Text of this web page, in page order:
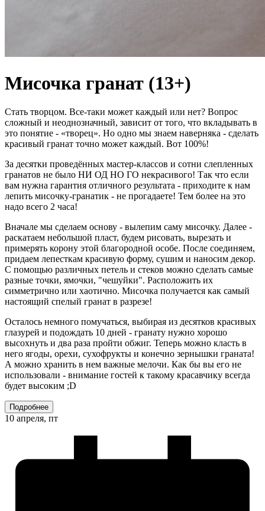
Мисочка гранат (13+)
Стать творцом. Все-таки может каждый или нет? Вопрос
сложный и неоднозначный, зависит от того, что вкладывать в
это понятие - «творец». Но одно мы знаем наверняка - сделать
красивый гранат точно может каждый. Вот 100%!
За десятки проведённых мастер-классов и сотни слепленных
гранатов не было НИ ОД НО ГО некрасивого! Так что если
вам нужна гарантия отличного результата - приходите к нам
лепить мисочку-гранатик - не прогадаете! Тем более на это
надо всего 2 часа!
Вначале мы сделаем основу - вылепим саму мисочку. Далее -
раскатаем небольшой пласт, будем рисовать, вырезать и
примерять корону этой благородной особе. После соединяем,
придаем лепесткам красивую форму, сушим и наносим декор.
С помощью различных петель и стеков можно сделать самые
разные точки, ямочки, "чешуйки". Расположить их
симметрично или хаотично. Мисочка получается как самый
настоящий спелый гранат в разрезе!
Осталось немного помучаться, выбирая из десятков красивых
глазурей и подождать 10 дней - гранату нужно хорошо
высохнуть и два раза пройти обжиг. Теперь можно класть в
него ягоды, орехи, сухофрукты и конечно зернышки граната!
А можно хранить в нем важные мелочи. Как бы вы его не
использовали - внимание гостей к такому красавчику всегда
будет высоким ;D
Подробнее
10 апреля, пт